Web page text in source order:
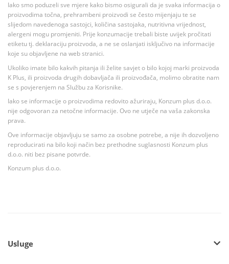
Iako smo poduzeli sve mjere kako bismo osigurali da je svaka informacija o
proizvodima točna, prehrambeni proizvodi se često mijenjaju te se
slijedom navedenoga sastojci, količina sastojaka, nutritivna vrijednost,
alergeni mogu promjeniti. Prije konzumacije trebali biste uvijek pročitati
etiketu tj. deklaraciju proizvoda, a ne se oslanjati isključivo na informacije
koje su objavljene na web stranici.
Ukoliko imate bilo kakvih pitanja ili želite savjet o bilo kojoj marki proizvoda
K Plus, ili proizvoda drugih dobavljača ili proizvođača, molimo obratite nam
se s povjerenjem na Službu za Korisnike.
Iako se informacije o proizvodima redovito ažuriraju, Konzum plus d.o.o.
nije odgovoran za netočne informacije. Ovo ne utječe na vaša zakonska
prava.
Ove informacije objavljuju se samo za osobne potrebe, a nije ih dozvoljeno
reproducirati na bilo koji način bez prethodne suglasnosti Konzum plus
d.o.o. niti bez pisane potvrde.
Konzum plus d.o.o.
Usluge